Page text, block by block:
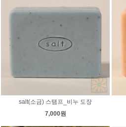
salt(소금) 스탬프_비누 도장
7,000원